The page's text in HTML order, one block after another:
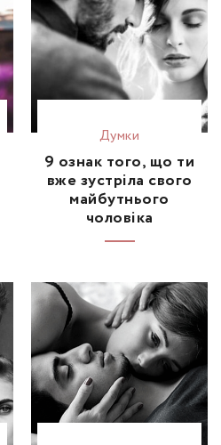
Думки
9 ознак того, що ти
вже зустріла свого
майбутнього
чоловіка